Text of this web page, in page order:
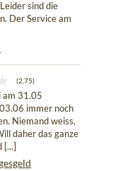
sind die
Der Service am
(2,75)
am 31.05
immer noch
Niemand weiss,
daher das ganze